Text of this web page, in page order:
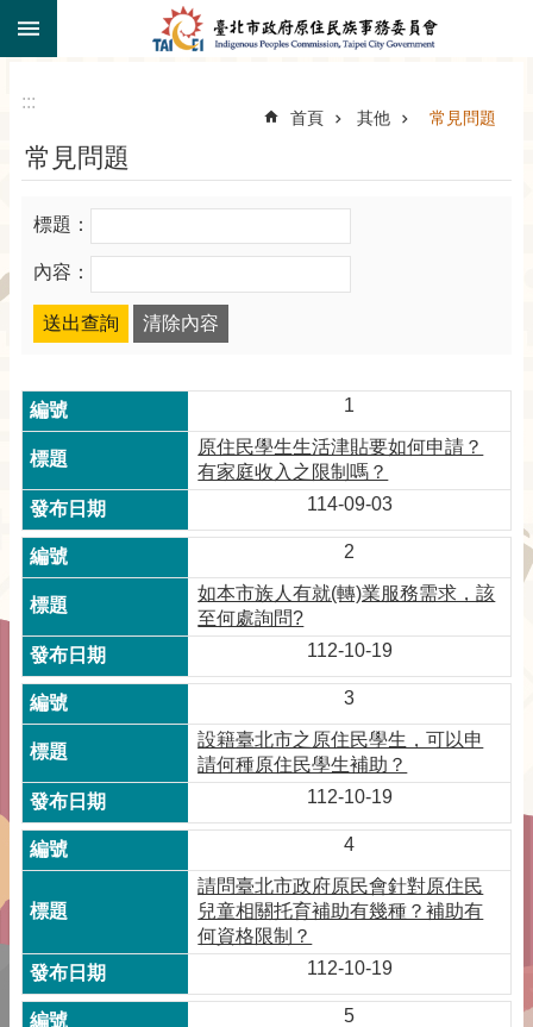
跳到主要內容區塊
:::
首頁 其他 常見問題
常見問題
標題：
內容：
1
原住民學生生活津貼要如何申請？
有家庭收入之限制嗎？
114-09-03
2
如本市族人有就(轉)業服務需求，該
至何處詢問?
112-10-19
3
設籍臺北市之原住民學生，可以申
請何種原住民學生補助？
112-10-19
4
請問臺北市政府原民會針對原住民
兒童相關托育補助有幾種？補助有
何資格限制？
112-10-19
5